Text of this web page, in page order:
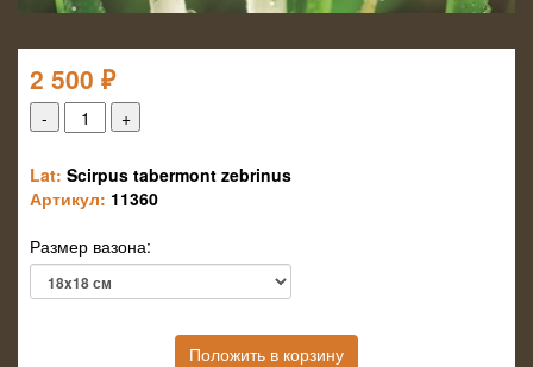
2 500 ₽
Lat: Scirpus tabermont zebrinus
Артикул: 11360
Размер вазона:
Положить в корзину